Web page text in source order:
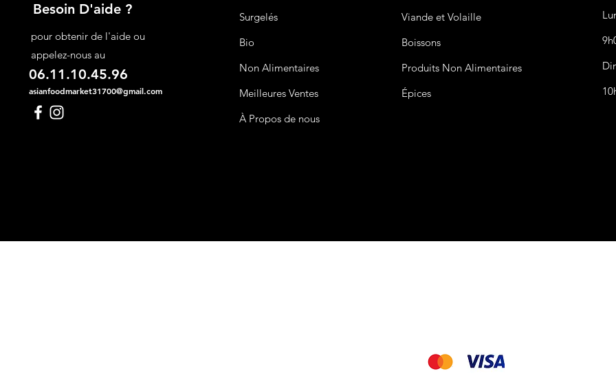
Besoin D'aide ?
pour obtenir de l'aide ou
appelez-nous au
06.11.10.45.96
asianfoodmarket31700@gmail.com
Surgelés
Bio
Non Alimentaires
Meilleures Ventes
À Propos de nous
Viande et Volaille
Boissons
Produits Non Alimentaires
Épices